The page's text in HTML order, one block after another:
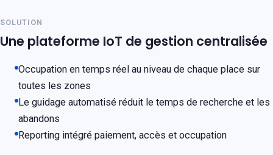
SOLUTION
Une plateforme IoT de gestion centralisée
Occupation en temps réel au niveau de chaque place sur
toutes les zones
Le guidage automatisé réduit le temps de recherche et les
abandons
Reporting intégré paiement, accès et occupation